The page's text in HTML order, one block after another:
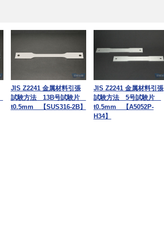
JIS Z2241 金属材料引張
試験方法 13B号試験片
t0.5mm 【SUS316-2B】
JIS Z2241 金属材料引張
試験方法 5号試験片
t0.5mm 【A5052P-
H34】